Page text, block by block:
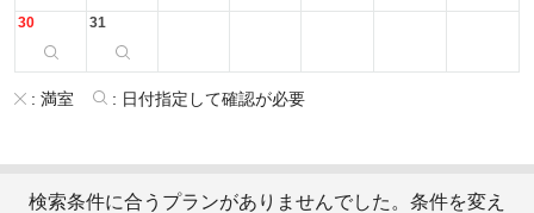
30 31
: 満室 : 日付指定して確認が必要
検索条件に合うプランがありませんでした。条件を変え